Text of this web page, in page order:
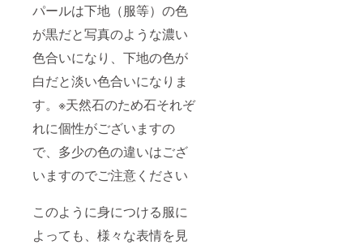
パールは下地（服等）の色
が黒だと写真のような濃い
色合いになり、下地の色が
白だと淡い色合いになりま
す。※天然石のため石それぞ
れに個性がございますの
で、多少の色の違いはござ
いますのでご注意ください
このように身につける服に
よっても、様々な表情を見